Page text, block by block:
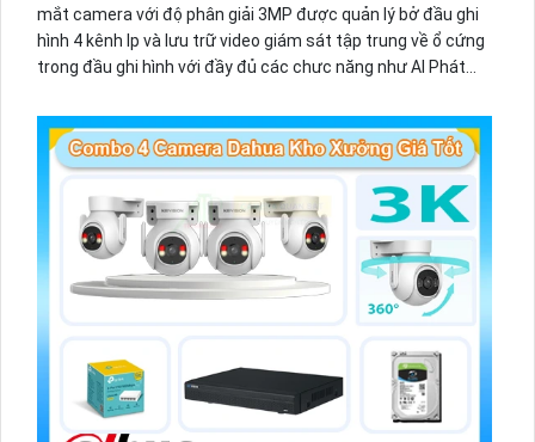
mắt camera với độ phân giải 3MP được quản lý bở đầu ghi
hình 4 kênh Ip và lưu trữ video giám sát tập trung về ổ cứng
trong đầu ghi hình với đầy đủ các chưc năng như AI Phát
có màu vào ban đêm